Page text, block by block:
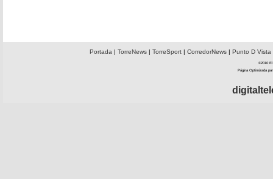
Portada | TorreNews| TorreSport| CorredorNews| Punto D Vista
©2010 El
Página Optimizada